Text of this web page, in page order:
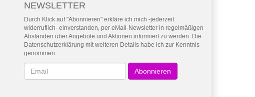
NEWSLETTER
Durch Klick auf "Abonnieren" erkläre ich mich -jederzeit
widerruflich- einverstanden, per eMail-Newsletter in regelmäßigen
Abständen über Angebote und Aktionen informiert zu werden. Die
Datenschutzerklärung mit weiteren Details habe ich zur Kenntnis
genommen.
Newsletter Abonnieren